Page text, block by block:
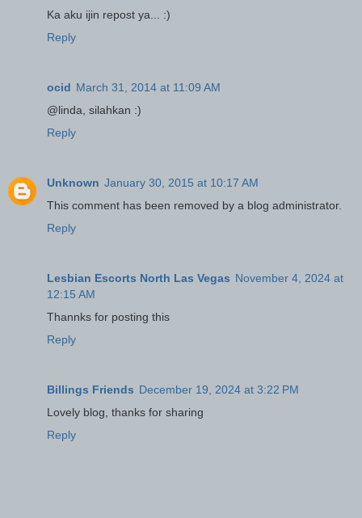
Ka aku ijin repost ya... :)
Reply
ocid March 31, 2014 at 11:09 AM
@linda, silahkan :)
Reply
Unknown January 30, 2015 at 10:17 AM
This comment has been removed by a blog administrator.
Reply
Lesbian Escorts North Las Vegas November 4, 2024 at
12:15 AM
Thannks for posting this
Reply
Billings Friends December 19, 2024 at 3:22 PM
Lovely blog, thanks for sharing
Reply